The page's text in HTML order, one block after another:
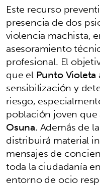
Este recurso
presencia de dos
violencia machista,
asesoramiento
profesional. El
que elPunto Violeta
sensibilización y
riesgo,
población joven que
Osuna. Además de
distribuirá material
mensajes de
toda la ciudadanía
entorno de ocio